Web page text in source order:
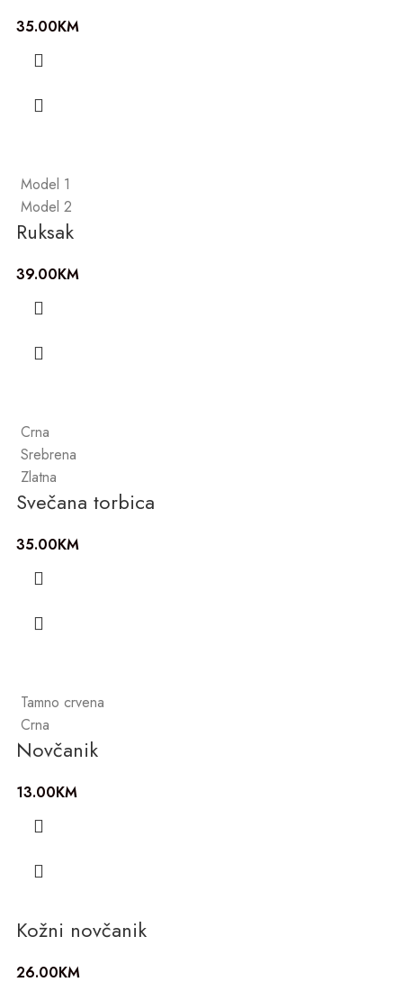
35.00KM
Model 1
Model 2
Ruksak
39.00KM
Crna
Srebrena
Zlatna
Svečana torbica
35.00KM
Tamno crvena
Crna
Novčanik
13.00KM
Kožni novčanik
26.00KM